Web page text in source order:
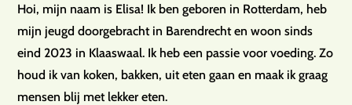
Hoi, mijn naam is Elisa! Ik ben geboren in Rotterdam, heb
mijn jeugd doorgebracht in Barendrecht en woon sinds
eind 2023 in Klaaswaal. Ik heb een passie voor voeding. Zo
houd ik van koken, bakken, uit eten gaan en maak ik graag
mensen blij met lekker eten.